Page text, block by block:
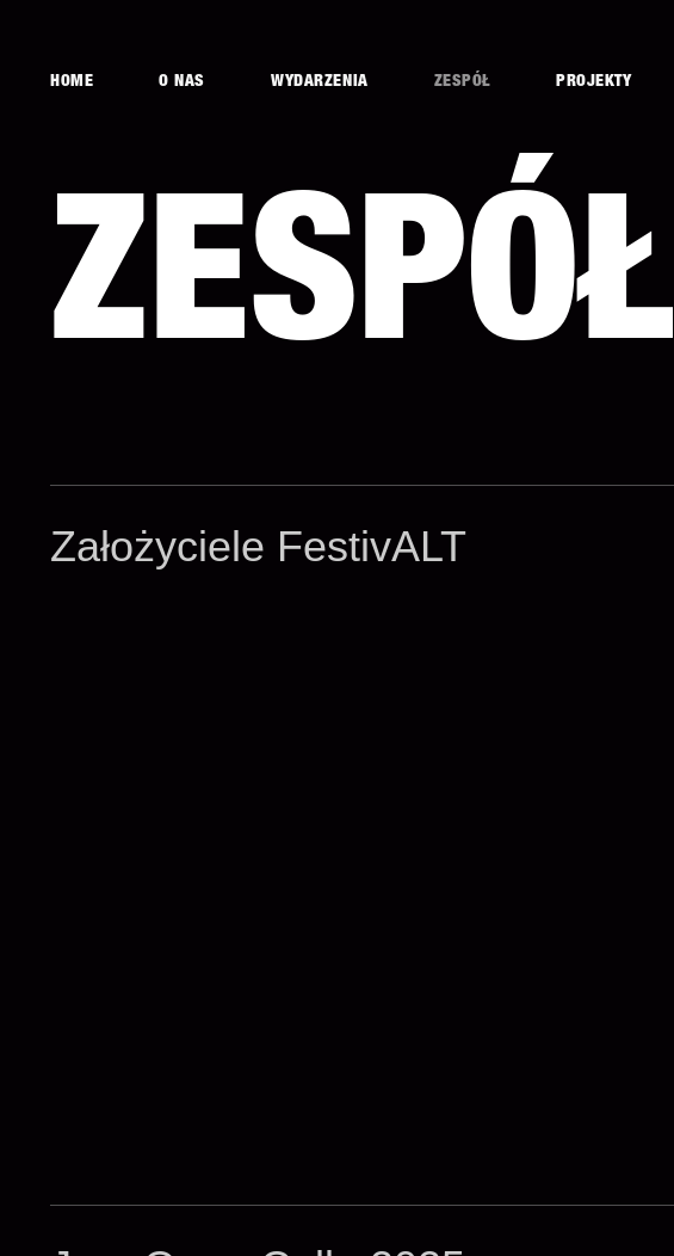
HOME O NAS WYDARZENIA ZESPÓŁ PROJEKTY
ZESPÓŁ
Założyciele FestivALT